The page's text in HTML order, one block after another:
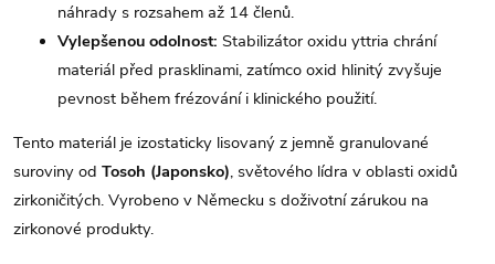
náhrady s rozsahem až 14 členů.
Vylepšenou odolnost: Stabilizátor oxidu yttria chrání
materiál před prasklinami, zatímco oxid hlinitý zvyšuje
pevnost během frézování i klinického použití.
Tento materiál je izostaticky lisovaný z jemně granulované
suroviny od Tosoh (Japonsko), světového lídra v oblasti oxidů
zirkoničitých. Vyrobeno v Německu s doživotní zárukou na
zirkonové produkty.